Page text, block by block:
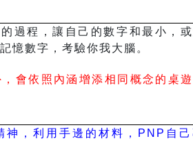
過程，讓自己的數字和最小，
憶數字，考驗你我大腦。
會依照內涵增添相同概念的桌
神，利用手邊的材料，PNP自己